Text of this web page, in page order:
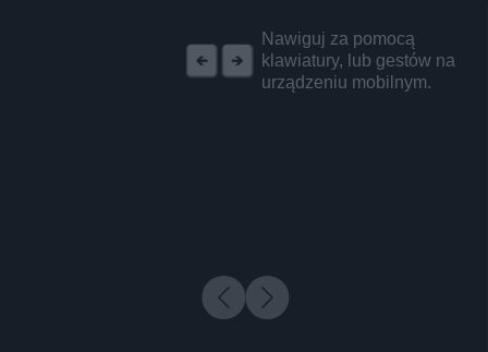
Nawiguj za pomocą
klawiatury, lub gestów na
urządzeniu mobilnym.